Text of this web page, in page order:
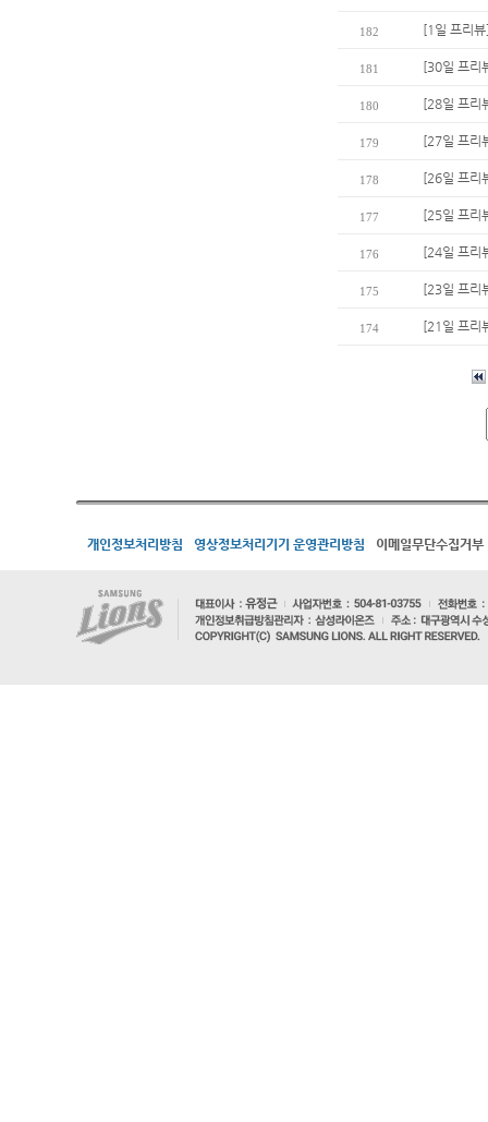
182 [1일 프리
181 [30일 프리
180 [28일 프리
179 [27일 프리
178 [26일 프리
177 [25일 프리
176 [24일 프리
175 [23일 프리
174 [21일 프리
개인정보처리방침 영상정보처리기기 운영관리방침 이메일무단수집거부